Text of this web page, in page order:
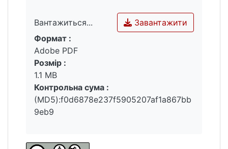
Вантажиться...
Вантажиться...
Завантажити
Формат :
Adobe PDF
Розмір :
1.1 MB
Контрольна сума :
(MD5):f0d6878e237f5905207af1a867bb
9eb9